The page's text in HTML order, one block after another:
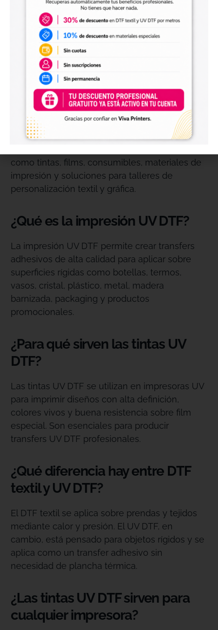
DTF y consumibles
Resolvemos las dudas más habituales antes
de comprar productos de impresión DTF, UV
DTF, tintas, films y consumibles profesionales.
¿Qué productos puedo comprar
en Viva DTF?
En Viva DTF puedes comprar productos
como tintas, films, consumibles, materiales de
impresión y soluciones para talleres de
personalización textil y gráfica.
¿Qué es la impresión UV DTF?
La impresión UV DTF permite crear transfers
adhesivos de alta calidad para aplicar sobre
superficies rígidas como botellas, termos,
vasos, cristal, plástico, metal, madera
barnizada, packaging y productos
promocionales.
¿Para qué sirven las tintas UV
DTF?
Las tintas UV DTF se utilizan en impresoras UV
para imprimir diseños con alta definición,
colores vivos y buena resistencia sobre film
especial. Son esenciales para producir
transfers UV DTF profesionales.
¿Qué diferencia hay entre DTF
textil y UV DTF?
El DTF textil se aplica sobre prendas y tejidos
mediante calor y presión. El UV DTF, en
cambio, está pensado para objetos rígidos y se
aplica como un transfer adhesivo sin
necesidad de plancha térmica.
¿Las tintas UV DTF sirven para
cualquier impresora?